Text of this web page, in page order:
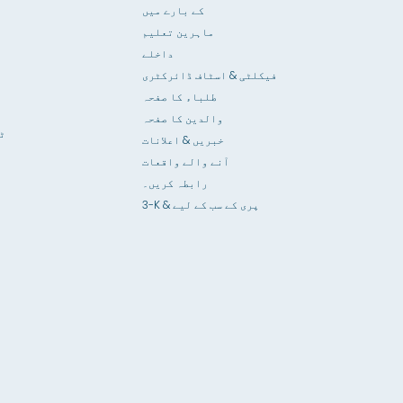
کے بارے میں
ماہرین تعلیم
داخلے
فیکلٹی & اسٹاف ڈائرکٹری
طلباء کا صفحہ
والدین کا صفحہ
خبریں & اعلانات
رابطہ کریں۔
3-K & پری کے سب کے لیے